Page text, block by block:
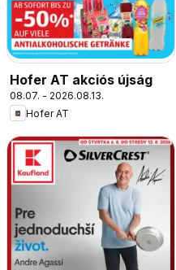
Hofer AT akciós újság
08.07. - 2026.08.13.
Hofer AT